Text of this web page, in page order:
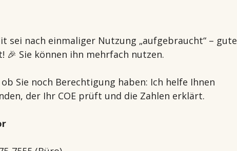
sei nach einmaliger Nutzung „aufgebraucht“ – gute
Sie können ihn mehrfach nutzen.
Sie noch Berechtigung haben: Ich helfe Ihnen
der Ihr COE prüft und die Zahlen erklärt.